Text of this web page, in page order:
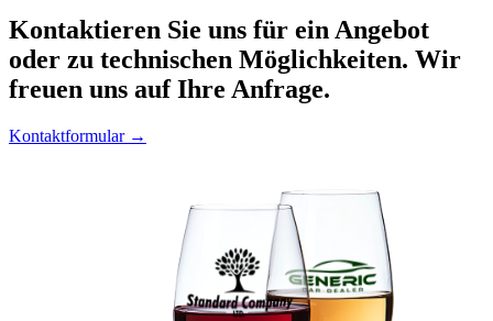
Kontaktieren Sie uns für ein Angebot
oder zu technischen Möglichkeiten. Wir
freuen uns auf Ihre Anfrage.
Kontaktformular →